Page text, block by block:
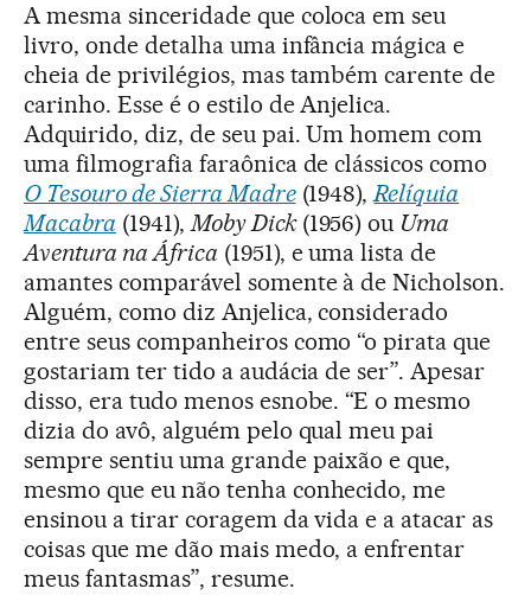
A mesma sinceridade que coloca em seu
livro, onde detalha uma infância mágica e
cheia de privilégios, mas também carente de
carinho. Esse é o estilo de Anjelica.
Adquirido, diz, de seu pai. Um homem com
uma filmografia faraônica de clássicos como
O Tesouro de Sierra Madre(1948),Relíquia
Macabra (1941),Moby Dick(1956) ou Uma
Aventura na África (1951), e uma lista de
amantes comparável somente à de Nicholson.
Alguém, como diz Anjelica, considerado
entre seus companheiros como “o pirata que
gostariam ter tido a audácia de ser”. Apesar
disso, era tudo menos esnobe. “E o mesmo
dizia do avô, alguém pelo qual meu pai
sempre sentiu uma grande paixão e que,
mesmo que eu não tenha conhecido, me
ensinou a tirar coragem da vida e a atacar as
coisas que me dão mais medo, a enfrentar
meus fantasmas”, resume.